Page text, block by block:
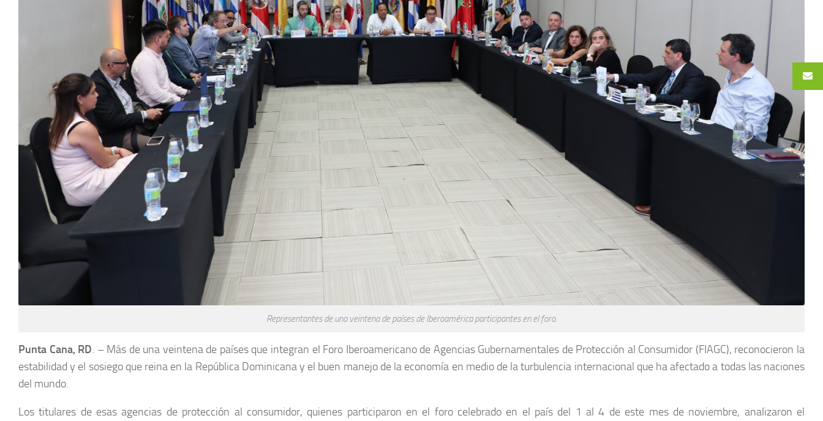
Representantes de una veintena de países de Iberoamérica participantes en el foro.
Punta Cana, RD. – Más de una veintena de países que integran el Foro Iberoamericano de Agencias Gubernamentales de Protección al Consumidor (FIAGC), reconocieron la
estabilidad y el sosiego que reina en la República Dominicana y el buen manejo de la economía en medio de la turbulencia internacional que ha afectado a todas las naciones
del mundo.
Los titulares de esas agencias de protección al consumidor, quienes participaron en el foro celebrado en el país del 1 al 4 de este mes de noviembre, analizaron el